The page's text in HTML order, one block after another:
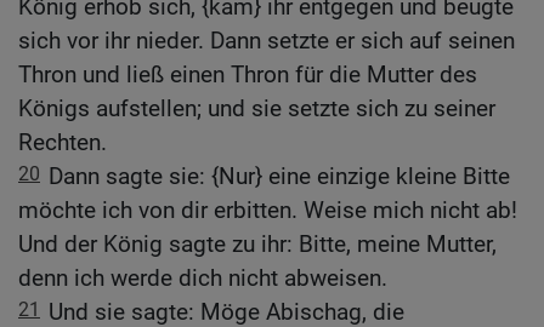
König erhob sich, {kam} ihr entgegen und beugte
sich vor ihr nieder. Dann setzte er sich auf seinen
Thron und ließ einen Thron für die Mutter des
Königs aufstellen; und sie setzte sich zu seiner
Rechten.
20 Dann sagte sie: {Nur} eine einzige kleine Bitte
möchte ich von dir erbitten. Weise mich nicht ab!
Und der König sagte zu ihr: Bitte, meine Mutter,
denn ich werde dich nicht abweisen.
21 Und sie sagte: Möge Abischag, die